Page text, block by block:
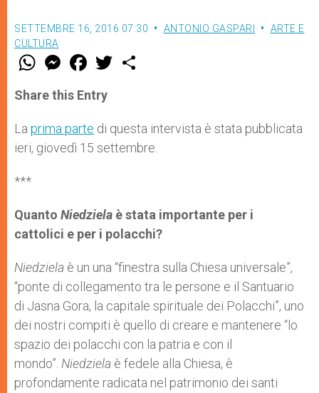
SETTEMBRE 16, 2016 07:30 ANTONIO GASPARI
ARTE E
CULTURA
W
t
s
p
p
M
e
s
e
g
e
r
F
a
e
b
o
k
w
r
Share this Entry
La prima parte di questa intervista è stata pubblicata
ieri, giovedì 15 settembre.
***
Quanto Niedziela è stata importante per i
cattolici e per i polacchi?
Niedziela è un una “finestra sulla Chiesa universale”,
“ponte di collegamento tra le persone e il Santuario
di Jasna Gora, la capitale spirituale dei Polacchi”, uno
dei nostri compiti è quello di creare e mantenere “lo
spazio dei polacchi con la patria e con il
mondo”. Niedziela è fedele alla Chiesa, è
profondamente radicata nel patrimonio dei santi